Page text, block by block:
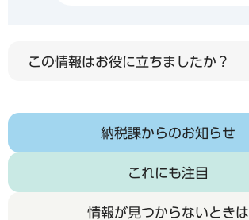
この情報はお役に立ちましたか？
納税課からのお知らせ
これにも注目
情報が見つからないときは